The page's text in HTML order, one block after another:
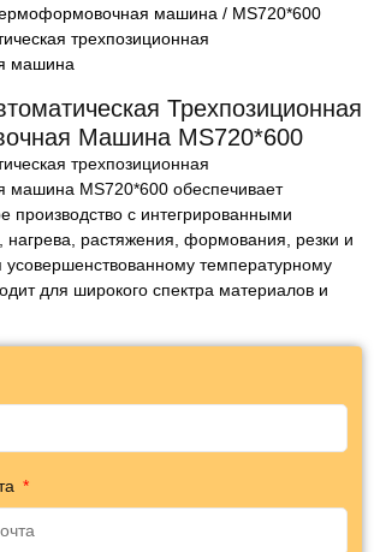
машина / MS720*600
трехпозиционная
машина
Трехпозиционная
Машина MS720*600
трехпозиционная
машина MS720*600 обеспечивает
производство с интегрированными
растяжения, формования, резки и
усовершенствованному температурному
для широкого спектра материалов и